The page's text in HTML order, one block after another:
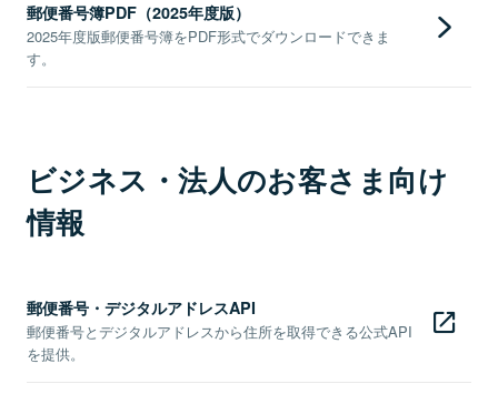
郵便番号簿PDF（2025年度版）
2025年度版郵便番号簿をPDF形式でダウンロードできま
す。
ビジネス・法人のお客さま向け
情報
郵便番号・デジタルアドレスAPI
郵便番号とデジタルアドレスから住所を取得できる公式API
を提供。